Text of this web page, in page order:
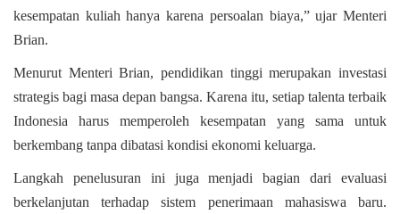
kesempatan kuliah hanya karena persoalan biaya,” ujar Menteri
Brian.
Menurut Menteri Brian, pendidikan tinggi merupakan investasi
strategis bagi masa depan bangsa. Karena itu, setiap talenta terbaik
Indonesia harus memperoleh kesempatan yang sama untuk
berkembang tanpa dibatasi kondisi ekonomi keluarga.
Langkah penelusuran ini juga menjadi bagian dari evaluasi
berkelanjutan terhadap sistem penerimaan mahasiswa baru.